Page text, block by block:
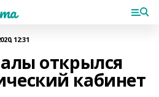
12:31
открылся
кабинет